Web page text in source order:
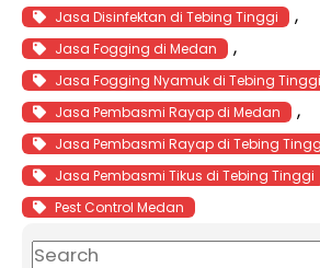
Jasa Disinfektan di Tebing Tinggi ,
Jasa Fogging di Medan ,
Jasa Fogging Nyamuk di Tebing Tinggi
Jasa Pembasmi Rayap di Medan ,
Jasa Pembasmi Rayap di Tebing
Jasa Pembasmi Tikus di Tebing Tinggi
Pest Control Medan